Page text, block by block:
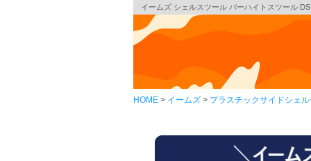
イームズ シェルスツール バーハイトスツール
HOME イームズ プラスチックサイドシェ